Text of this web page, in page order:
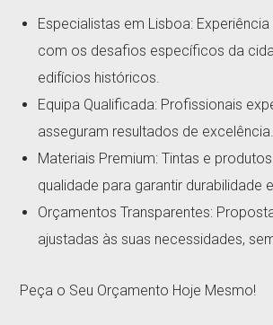
Especialistas em Lisboa:
com os desafios específicos da
edifícios históricos.
Equipa Qualificada: Profissionais
asseguram resultados de excelência.
Materiais Premium: Tintas e
qualidade para garantir durabilidade
Orçamentos Transparentes:
ajustadas às suas necessidades,
Peça o Seu Orçamento Hoje Mesmo!